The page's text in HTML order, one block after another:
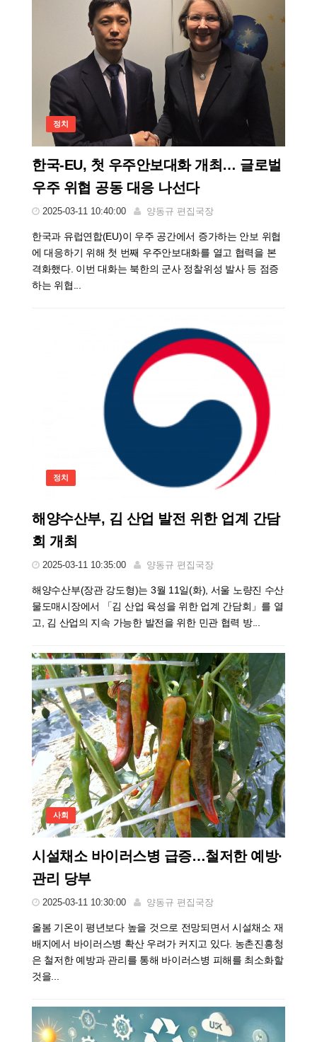
정치
한국-EU, 첫 우주안보대화 개최… 글로벌
우주 위협 공동 대응 나선다
2025-03-11 10:40:00 양동규 편집국장
한국과 유럽연합(EU)이 우주 공간에서 증가하는 안보 위협
에 대응하기 위해 첫 번째 우주안보대화를 열고 협력을 본
격화했다. 이번 대화는 북한의 군사 정찰위성 발사 등 점증
하는 위협...
정치
해양수산부, 김 산업 발전 위한 업계 간담
회 개최
2025-03-11 10:35:00 양동규 편집국장
해양수산부(장관 강도형)는 3월 11일(화), 서울 노량진 수산
물도매시장에서 「김 산업 육성을 위한 업계 간담회」를 열
고, 김 산업의 지속 가능한 발전을 위한 민관 협력 방...
사회
시설채소 바이러스병 급증…철저한 예방·
관리 당부
2025-03-11 10:30:00 양동규 편집국장
올봄 기온이 평년보다 높을 것으로 전망되면서 시설채소 재
배지에서 바이러스병 확산 우려가 커지고 있다. 농촌진흥청
은 철저한 예방과 관리를 통해 바이러스병 피해를 최소화할
것을...